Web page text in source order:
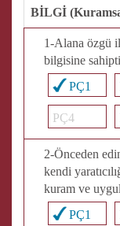
BİLGİ
1-Alana özgü
bilgisine
PÇ1
PÇ4
2-Önceden
kendi
kuram ve
PÇ1